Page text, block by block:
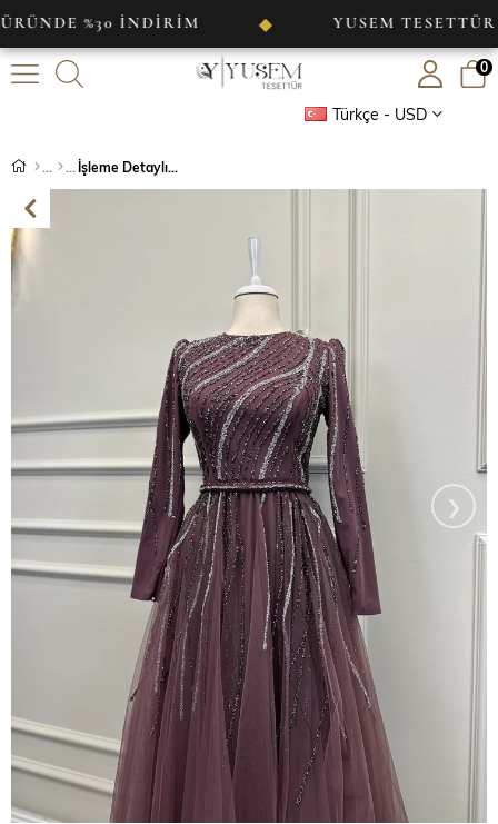
%30 İNDİRİM ◆ YUSEM TESETTÜR ◆
Türkçe - USD
0
İşleme Detaylı Abiye Gül Kurusu
›